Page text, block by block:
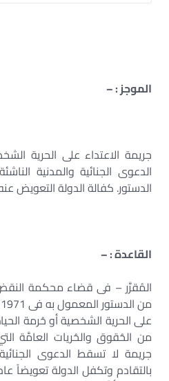
الموجز : –
جريمة الاعتداء على الحرية
الدستور. كفالة الدولة التعويض
القاعدة : –
على الحرية الشخصية أو حُرمة
من ‏الحُقوق والحُريات العامَّة
جريمة لا تسقط الدعوى
بالتقادم وتكفل الدولة تعويضاً